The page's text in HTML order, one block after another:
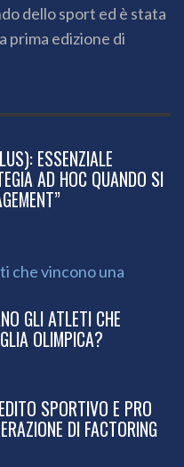
dello sport ed è stata
prima edizione di
ESSENZIALE
AD HOC QUANDO SI
GLI ATLETI CHE
OLIMPICA?
SPORTIVO E PRO
DI FACTORING